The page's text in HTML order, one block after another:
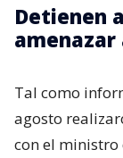
Detienen
amenazar
Tal como
agosto
con el